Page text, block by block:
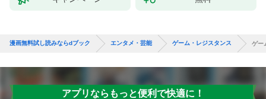
漫画無料試し読みならdブック エンタメ・芸能 ゲーム・レジスタンス ゲー
アプリならもっと便利で快適に！